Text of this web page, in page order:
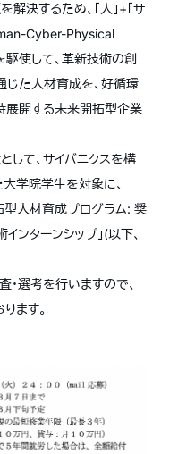
決するため、「人」+「サ
Cyber-Physical
使して、革新技術の創
じた人材育成を、好循環
展開する未来開拓型企業
して、サイバニクスを構
学院学生を対象に、
型人材育成プログラム: 奨
ンターンシップ」(以下、
選考を行いますので、
ます。